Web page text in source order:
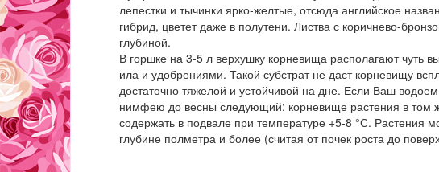
лепестки и тычинки ярко-желтые, отсюда английское
гибрид, цветет даже в полутени. Листва с коричнево-
глубиной.
В горшке на 3-5 л верхушку корневища располагают чуть
ила и удобрениями. Такой субстрат не даст корневищу
достаточно тяжелой и устойчивой на дне. Если Ваш
нимфею до весны следующий: корневище растения в том
содержать в подвале при температуре +5-8 °С. Растения
глубине полметра и более (считая от почек роста до